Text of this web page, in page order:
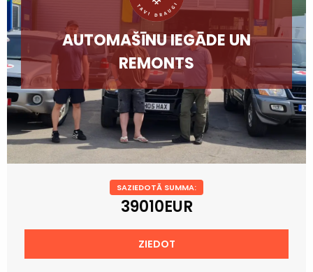
AUTOMAŠĪNU IEGĀDE UN
REMONTS
SAZIEDOTĀ SUMMA:
39010EUR
ZIEDOT